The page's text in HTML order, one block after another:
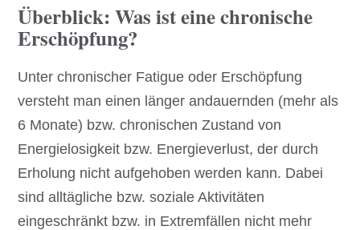
Überblick: Was ist eine chronische
Erschöpfung?
Unter chronischer Fatigue oder Erschöpfung
versteht man einen länger andauernden (mehr als
6 Monate) bzw. chronischen Zustand von
Energielosigkeit bzw. Energieverlust, der durch
Erholung nicht aufgehoben werden kann. Dabei
sind alltägliche bzw. soziale Aktivitäten
eingeschränkt bzw. in Extremfällen nicht mehr